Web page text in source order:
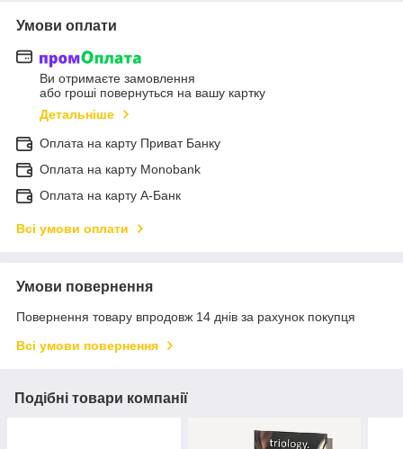
Умови оплати
Ви отримаєте замовлення
або гроші повернуться на вашу картку
Детальніше
Оплата на карту Приват Банку
Оплата на карту Monobank
Оплата на карту А-Банк
Всі умови оплати
Умови повернення
Повернення товару впродовж 14 днів за рахунок покупця
Всі умови повернення
Подібні товари компанії